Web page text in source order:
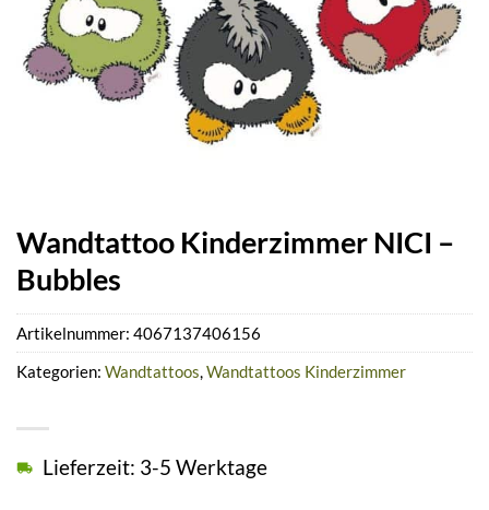
Wandtattoo Kinderzimmer NICI –
Bubbles
Lieferzeit: 3-5 Werktage
Artikelnummer: 4067137406156
Kategorien: Wandtattoos Wandtattoos Kinderzimmer